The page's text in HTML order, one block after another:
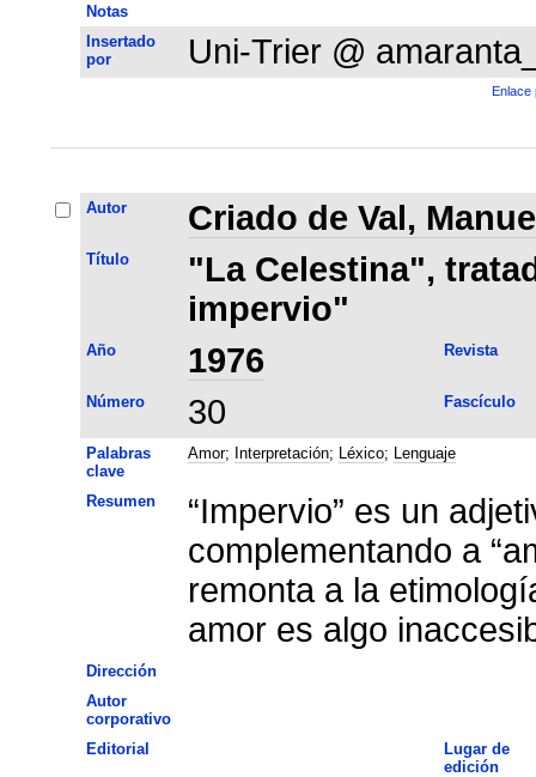
Notas
Insertado
por
Uni-Trier @
Enlace
Autor Criado de Val,
Título
"La Celestina",
impervio"
Año 1976 Revista
Número 30 Fascículo
Palabras
clave
Amor; Interpretación; Léxico; Lenguaje
Resumen
“Impervio” es un
complementando a
remonta a la
amor es algo
Dirección
Autor
corporativo
Editorial
Lugar de
edición